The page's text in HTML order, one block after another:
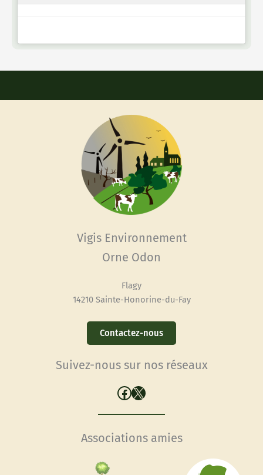
Vigis Environnement
Orne Odon
Flagy
14210 Sainte-Honorine-du-Fay
Contactez-nous
Suivez-nous sur nos réseaux
Facebook
X
Associations amies